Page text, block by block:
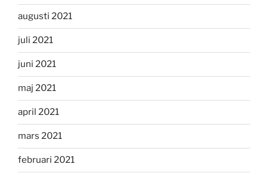
augusti 2021
juli 2021
juni 2021
maj 2021
april 2021
mars 2021
februari 2021